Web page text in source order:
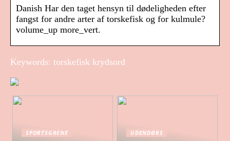
Danish Har den taget hensyn til dødeligheden efter
fangst for andre arter af torskefisk og for kulmule?
volume_up more_vert.
Keywords: torskefisk krydsord
SPORTSGRENE UDENDØRS